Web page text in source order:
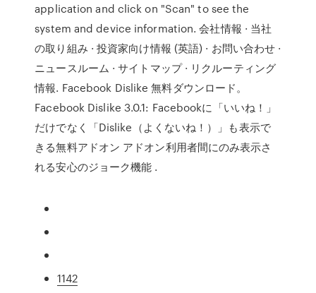
application and click on "Scan" to see the
system and device information. 会社情報 · 当社
の取り組み · 投資家向け情報 (英語) · お問い合わせ ·
ニュースルーム · サイトマップ · リクルーティング
情報. Facebook Dislike 無料ダウンロード。
Facebook Dislike 3.0.1: Facebookに「いいね！」
だけでなく「Dislike（よくないね！）」も表示で
きる無料アドオン アドオン利用者間にのみ表示さ
れる安心のジョーク機能 .
1142